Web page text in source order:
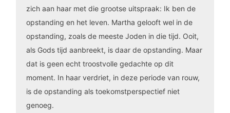
zich aan haar met die grootse uitspraak: Ik ben de
opstanding en het leven. Martha gelooft wel in de
opstanding, zoals de meeste Joden in die tijd. Ooit,
als Gods tijd aanbreekt, is daar de opstanding. Maar
dat is geen echt troostvolle gedachte op dit
moment. In haar verdriet, in deze periode van rouw,
is de opstanding als toekomstperspectief niet
genoeg.